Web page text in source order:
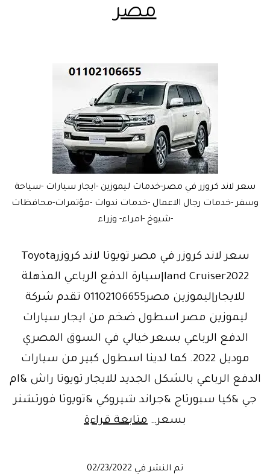
مصر
سعر لاند كروزر في مصر-خدمات ليموزين -ايجار سيارات -سياحة
وسفر -خدمات رجال الاعمال -خدمات ندوات -مؤتمرات-محافظات
-شيوخ -امراء- وزراء
سعر لاند كروزر في مصر تويوتا لاند كروزرToyota
land Cruiser2022|سيارة الدفع الرباعي المذهلة
للايجار|ليموزين مصر01102106655 تقدم شركة
ليموزين مصر اسطول ضخم من ايجار سيارات
الدفع الرباعي بسعر خيالي في السوق المصري
موديل 2022. كما لدينا اسطول كبير من سيارات
الدفع الرباعي بالشكل الجديد للايجار تويوتا راش &ام
جي &كيا سبورتاج &جراند شيروكي &تويوتا فورتشنر
بسعر… متابعة قراءة
تم النشر في 02/23/2022